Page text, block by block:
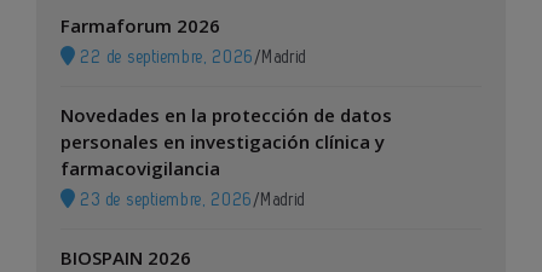
Farmaforum 2026
22 de septiembre, 2026 / Madrid
Novedades en la protección de datos
personales en investigación clínica y
farmacovigilancia
23 de septiembre, 2026 / Madrid
BIOSPAIN 2026